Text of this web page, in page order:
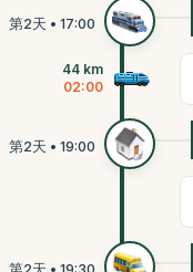
44 km
02:00